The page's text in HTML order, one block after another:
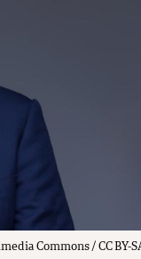
Commons / CC BY-